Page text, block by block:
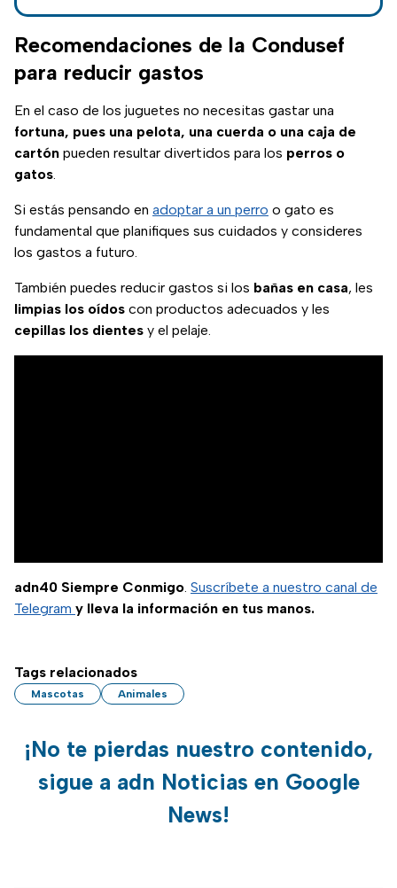
estar solos en casa
o los dueños
recibirán una multa.
Recomendaciones de la Condusef
para reducir gastos
En el caso de los juguetes no necesitas gastar una
fortuna, pues una pelota, una cuerda o una caja de
cartón pueden resultar divertidos para los perros o
gatos.
Si estás pensando en adoptar a un perro o gato es
fundamental que planifiques sus cuidados y consideres
los gastos a futuro.
También puedes reducir gastos si los bañas en casa, les
limpias los oídos con productos adecuados y les
cepillas los dientes y el pelaje.
adn40 Siempre Conmigo. Suscríbete a nuestro canal de
Telegram y lleva la información en tus manos.
Tags relacionados
Mascotas Animales
¡No te pierdas nuestro contenido,
sigue a adn Noticias en Google
News!